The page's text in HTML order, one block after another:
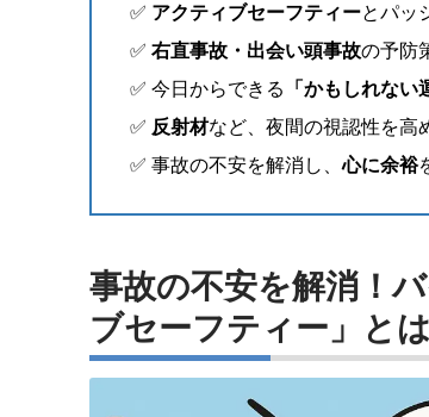
✅ アクティブセーフティーとパッ
✅右直事故・出会い頭事故の予防
✅ 今日からできる
「かもしれない
✅ 反射材など、夜間の視認性を高
✅ 事故の不安を解消し、心に余裕
事故の不安を解消！
ブセーフティー」とは